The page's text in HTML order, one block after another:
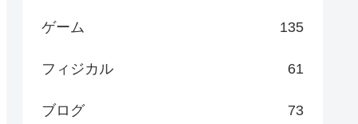
ゲーム 135
フィジカル 61
ブログ 73